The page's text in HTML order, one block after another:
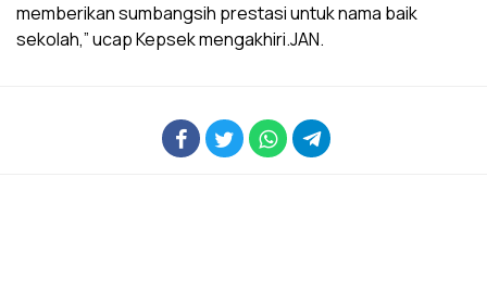
memberikan sumbangsih prestasi untuk nama baik
sekolah,” ucap Kepsek mengakhiri.JAN.